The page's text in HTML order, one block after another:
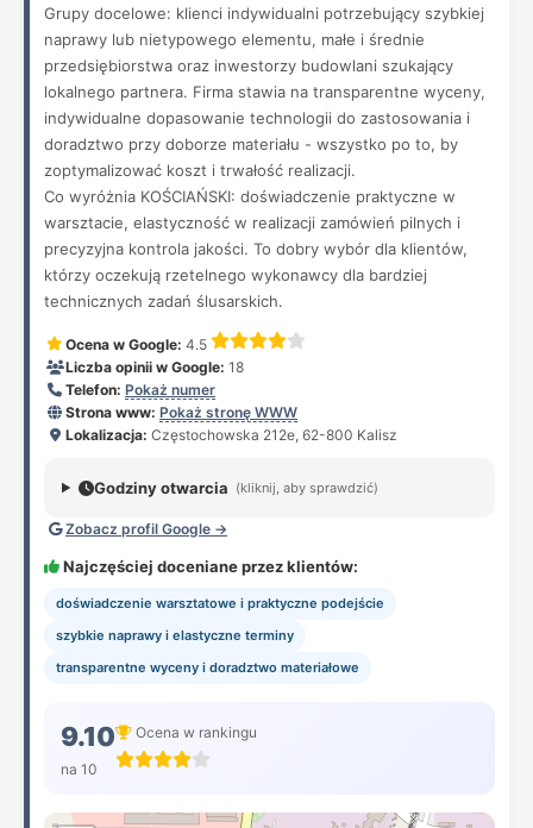
Grupy docelowe: klienci indywidualni potrzebujący szybkiej
naprawy lub nietypowego elementu, małe i średnie
przedsiębiorstwa oraz inwestorzy budowlani szukający
lokalnego partnera. Firma stawia na transparentne wyceny,
indywidualne dopasowanie technologii do zastosowania i
doradztwo przy doborze materiału - wszystko po to, by
zoptymalizować koszt i trwałość realizacji.
Co wyróżnia KOŚCIAŃSKI: doświadczenie praktyczne w
warsztacie, elastyczność w realizacji zamówień pilnych i
precyzyjna kontrola jakości. To dobry wybór dla klientów,
którzy oczekują rzetelnego wykonawcy dla bardziej
technicznych zadań ślusarskich.
Ocena w Google: 4.5
Liczba opinii w Google: 18
Telefon: Pokaż numer
Strona www: Pokaż stronę WWW
Lokalizacja: Częstochowska 212e, 62-800 Kalisz
Godziny otwarcia (kliknij, aby sprawdzić)
Zobacz profil Google →
Najczęściej doceniane przez klientów:
doświadczenie warsztatowe i praktyczne podejście
szybkie naprawy i elastyczne terminy
transparentne wyceny i doradztwo materiałowe
9.10
na 10
Ocena w rankingu